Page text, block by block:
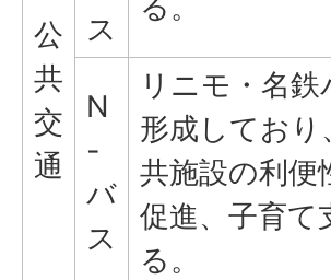
公
共
交
通
ス
N
-
バ
ス
リニモ・名
形成しており
共施設の利便
促進、子育て
る。